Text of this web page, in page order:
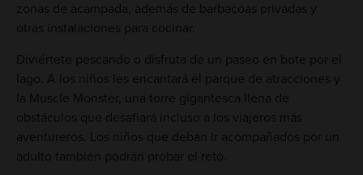
zonas de acampada, además de barbacoas privadas y
otras instalaciones para cocinar.
Diviértete pescando o disfruta de un paseo en bote por el
lago. A los niños les encantará el parque de atracciones y
la Muscle Monster, una torre gigantesca llena de
obstáculos que desafiará incluso a los viajeros más
aventureros. Los niños que deban ir acompañados por un
adulto también podrán probar el reto.